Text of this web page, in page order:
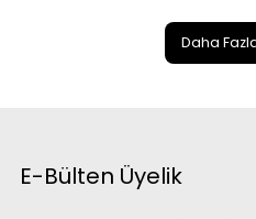
Daha
E-Bülten Üyelik